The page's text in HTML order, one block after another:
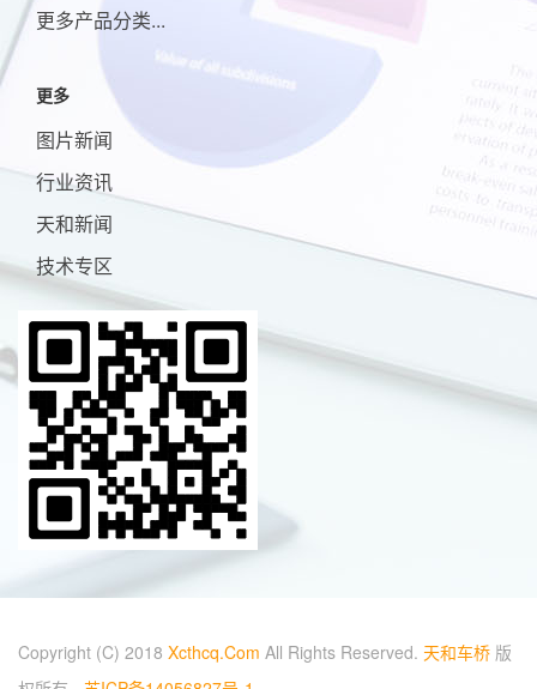
更多产品分类...
更多
图片新闻
行业资讯
天和新闻
技术专区
Copyright (C) 2018 Xcthcq.Com All Rights Reserved. 天和车桥 版